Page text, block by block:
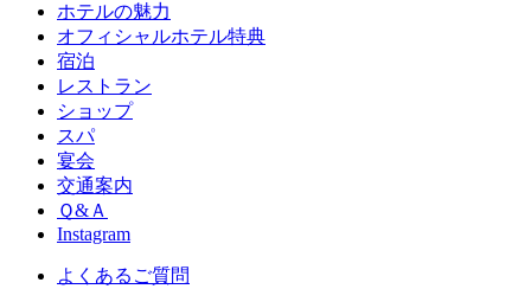
ホテルの魅力
オフィシャルホテル特典
宿泊
レストラン
ショップ
スパ
宴会
交通案内
Ｑ&Ａ
Instagram
よくあるご質問